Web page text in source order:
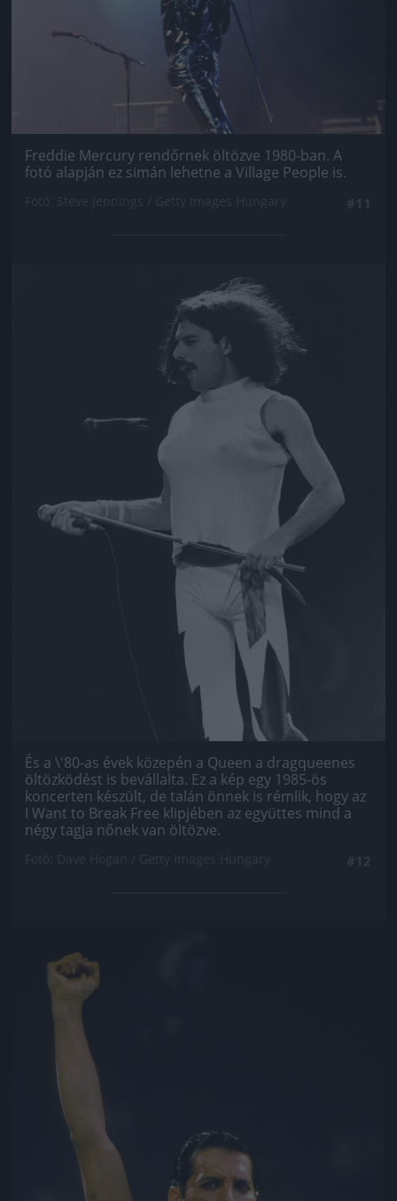
Freddie Mercury rendőrnek öltözve 1980-ban. A
fotó alapján ez simán lehetne a Village People is.
Jön még kép!
És a \'80-as évek közepén a Queen a dragqueenes
öltözködést is bevállalta. Ez a kép egy 1985-ös
koncerten készült, de talán önnek is rémlik, hogy az
I Want to Break Free klipjében az együttes mind a
négy tagja nőnek van öltözve.